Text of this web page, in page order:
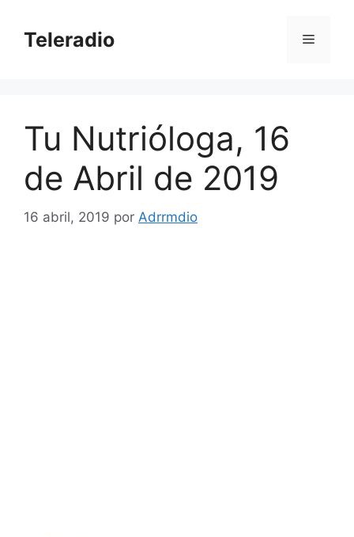
contenido
Teleradio Menú
Tu Nutrióloga, 16
de Abril de 2019
16 abril, 2019 por Adrrmdio